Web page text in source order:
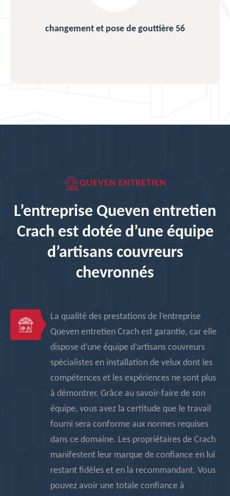
changement et pose de gouttière 56
QUEVEN ENTRETIEN
L’entreprise Queven entretien
Crach est dotée d’une équipe
d’artisans couvreurs
chevronnés
La qualité des prestations de l’entreprise
Queven entretien Crach est garantie, car elle
dispose d’une équipe d’artisans couvreurs
spécialistes en installation de velux dont les
compétences et les expériences ne sont plus
à démontrer. Grâce au savoir-faire de son
équipe, vous avez la certitude que le travail
fourni sera conforme aux normes requises
dans ce domaine. Les propriétaires de Crach
manifestent leur marque de confiance en lui
restant fidèles et en la recommandant. Vous
pouvez avoir une totale confiance à